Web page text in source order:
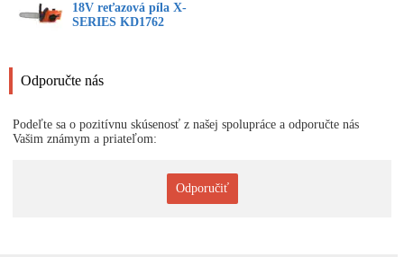
18V reťazová píla X-
SERIES KD1762
Odporučte nás
Podeľte sa o pozitívnu skúsenosť z našej spolupráce a odporučte nás
Vašim známym a priateľom:
Odporučiť